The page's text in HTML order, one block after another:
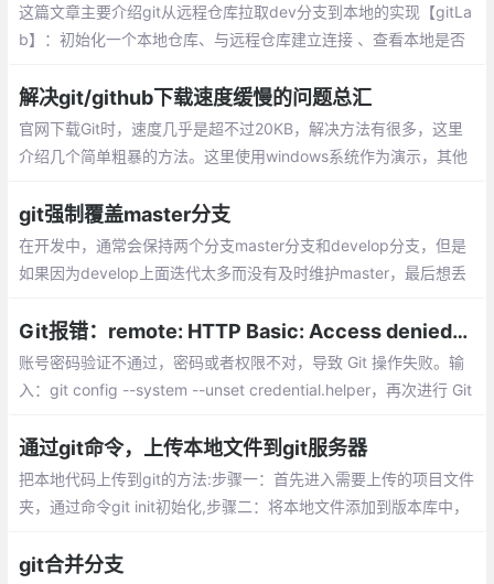
这篇文章主要介绍git从远程仓库拉取dev分支到本地的实现【gitLa
b】：初始化一个本地仓库、与远程仓库建立连接 、查看本地是否
的内容都拉取到本地
解决git/github下载速度缓慢的问题总汇
官网下载Git时，速度几乎是超不过20KB，解决方法有很多，这里
介绍几个简单粗暴的方法。这里使用windows系统作为演示，其他
git强制覆盖master分支
在开发中，通常会保持两个分支master分支和develop分支，但是
如果因为develop上面迭代太多而没有及时维护master，最后想丢
作呢？因此，做如下总结分享，希望对遇到同样问题的人用帮助。Git报错：remote: HTTP Basic: Access denied的解决方法
账号密码验证不通过，密码或者权限不对，导致 Git 操作失败。输
入：git config --system --unset credential.helper，再次进行 Git
通过git命令，上传本地文件到git服务器
把本地代码上传到git的方法:步骤一：首先进入需要上传的项目文件
夹，通过命令git init初始化,步骤二：将本地文件添加到版本库中，
it commit将文件提交到本地仓库...
git合并分支